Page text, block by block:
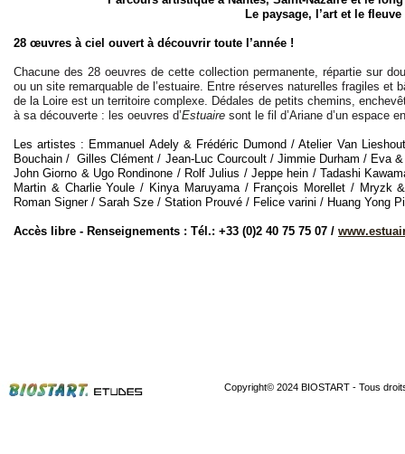
Le paysage, l’art et le fleuve
28 œuvres à ciel ouvert à découvrir toute l’année !
Chacune des 28 oeuvres de cette collection permanente, répartie sur
ou un site remarquable de l’estuaire. Entre réserves naturelles fragiles et
de la Loire est un territoire complexe. Dédales de petits chemins,
à sa découverte : les oeuvres d’Estuaire sont le fil d’Ariane d’un espace
Les artistes : Emmanuel Adely & Frédéric Dumond / Atelier Van
Bouchain / Gilles Clément / Jean-Luc Courcoult / Jimmie Durham / Eva
John Giorno & Ugo Rondinone / Rolf Julius / Jeppe hein / Tadashi
Martin & Charlie Youle / Kinya Maruyama / François Morellet / Mryzk
Roman Signer / Sarah Sze / Station Prouvé / Felice varini / Huang Yong
Accès libre - Renseignements : Tél.: +33 (0)2 40 75 75 07 /
Copyright© 2024 BIOSTART -Tous